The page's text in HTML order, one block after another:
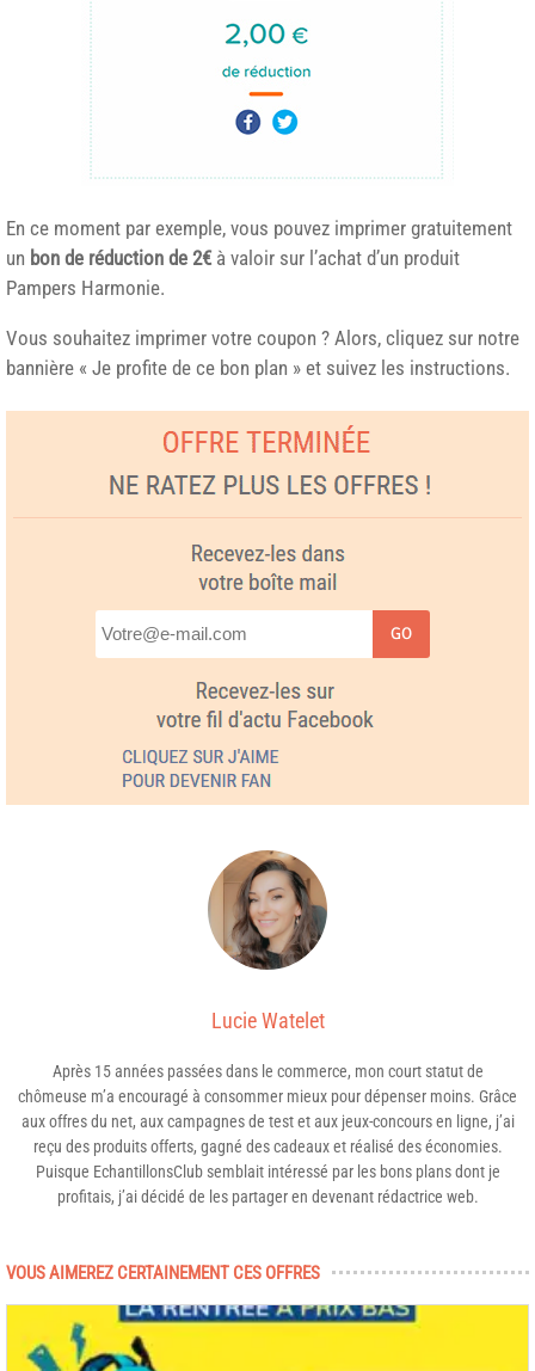
En ce moment par exemple, vous pouvez imprimer gratuitement
un bon de réduction de 2€ à valoir sur l’achat d’un produit
Pampers Harmonie.
Vous souhaitez imprimer votre coupon ? Alors, cliquez sur notre
bannière « Je profite de ce bon plan » et suivez les instructions.
GO
Lucie Watelet
Après 15 années passées dans le commerce, mon court statut de
chômeuse m’a encouragé à consommer mieux pour dépenser moins. Grâce
aux offres du net, aux campagnes de test et aux jeux-concours en ligne, j’ai
reçu des produits offerts, gagné des cadeaux et réalisé des économies.
Puisque EchantillonsClub semblait intéressé par les bons plans dont je
profitais, j’ai décidé de les partager en devenant rédactrice web.
VOUS AIMEREZ CERTAINEMENT CES OFFRES